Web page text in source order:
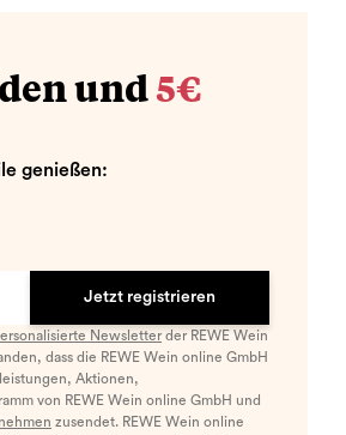
und 5€
genießen:
Jetzt registrieren
Newsletterder REWE Wein
dass die REWE Wein online GmbH
Aktionen,
von REWE Wein online GmbH und
zusendet. REWE Wein online